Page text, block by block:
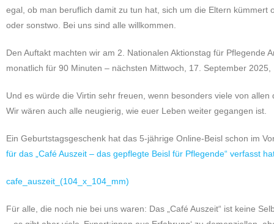
egal, ob man beruflich damit zu tun hat, sich um die Eltern
oder sonstwo. Bei uns sind alle willkommen.
Den Auftakt machten wir am 2. Nationalen Aktionstag für
monatlich für 90 Minuten – nächsten Mittwoch, 17. September
Und es würde die Virtin sehr freuen, wenn besonders viele von
Wir wären auch alle neugierig, wie euer Leben weiter gegangen ist.
Ein Geburtstagsgeschenk hat das 5-jährige Online-Beisl schon im
für das „Café Auszeit – das gepflegte Beisl für Pflegende“ verfasst
cafe_auszeit_(104_x_104_mm)
Für alle, die noch nie bei uns waren: Das „Café Auszeit“ ist keine